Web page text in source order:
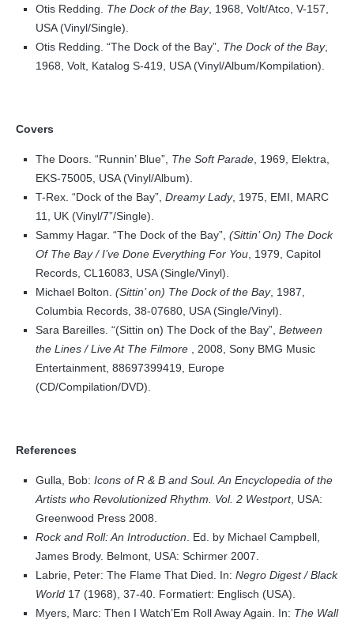
Otis Redding. The Dock of the Bay, 1968, Volt/Atco, V-157,
USA (Vinyl/Single).
Otis Redding. “The Dock of the Bay”, The Dock of the Bay,
1968, Volt, Katalog S-419, USA (Vinyl/Album/Kompilation).
Covers
The Doors. “Runnin’ Blue”, The Soft Parade , 1969, Elektra,
EKS-75005, USA (Vinyl/Album).
T-Rex. “Dock of the Bay”, Dreamy Lady, 1975, EMI, MARC
11, UK (Vinyl/7”/Single).
Sammy Hagar. “The Dock of the Bay”, (Sittin’ On) The Dock
Of The Bay / I’ve Done Everything For You , 1979, Capitol
Records, CL16083, USA (Single/Vinyl).
Michael Bolton. (Sittin’ on) The Dock of the Bay, 1987,
Columbia Records, 38-07680, USA (Single/Vinyl).
Sara Bareilles. “(Sittin on) The Dock of the Bay”, Between
the Lines / Live At The Filmore , 2008, Sony BMG Music
Entertainment, 88697399419, Europe
(CD/Compilation/DVD).
References
Gulla, Bob: Icons of R & B and Soul. An Encyclopedia of the
Artists who Revolutionized Rhythm. Vol. 2 Westport, USA:
Greenwood Press 2008.
Rock and Roll: An Introduction . Ed. by Michael Campbell,
James Brody. Belmont, USA: Schirmer 2007.
Labrie, Peter: The Flame That Died. In: Negro Digest / Black
World 17 (1968), 37-40. Formatiert: Englisch (USA).
Myers, Marc: Then I Watch’Em Roll Away Again. In: The Wall